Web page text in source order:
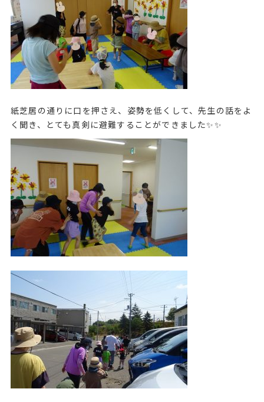
紙芝居の通りに口を押さえ、姿勢を低くして、先生の話をよ
く聞き、とても真剣に避難することができました✨✨